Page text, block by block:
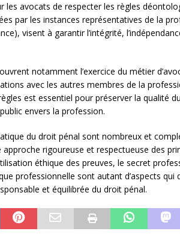
les avocats de respecter les règles
par les instances représentatives de la
visent à garantir l’intégrité,
notamment l’exercice du métier
avec les autres membres de la
est essentiel pour préserver la qualité
envers la profession.
du droit pénal sont nombreux et
rigoureuse et respectueuse des
éthique des preuves, le secret
professionnelle sont autant d’aspects
et équilibrée du droit pénal.